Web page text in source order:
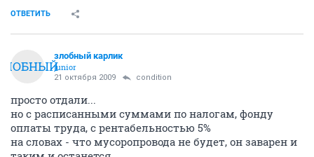
ОТВЕТИТЬ
злобный карлик
junior
21 октября 2009 condition
просто отдали...
но с расписанными суммами по налогам, фонду
оплаты труда, с рентабельностью 5%
на словах - что мусоропровода не будет, он заварен и